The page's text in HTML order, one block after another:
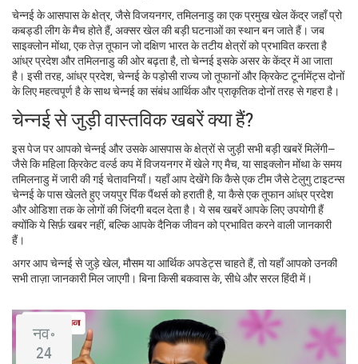
चेन्नई के आसपास के क्षेत्र, जैसेविजयनगर, तमिलनाडु का एक प्रमुख खेल केंद्र जहाँ प्रो
कबड्डी लीग के मैच होते हैं, अक्सर खेल की बड़ी घटनाओं का स्थान बन जाते हैं। जब
साइक्लोन मोंथा, एक तेज़ तूफान जो दक्षिण भारत के तटीय क्षेत्रों को प्रभावित करता है
आंध्र प्रदेश और तमिलनाडु की ओर बढ़ता है, तो चेन्नई इसके असर के केंद्र में आ जाता
है। इसी तरह, आंध्र प्रदेश चेन्नई के पड़ोसी राज्य जो तूफानों और क्रिकेट टूर्नामेंट्स दोनों
के लिए महत्वपूर्ण हैके साथ चेन्नई का संबंध आर्थिक और प्राकृतिक दोनों तरह से गहरा है।
चेन्नई से जुड़ी वास्तविक खबरें क्या हैं?
इस पेज पर आपको चेन्नई और उसके आसपास के क्षेत्रों से जुड़ी सभी बड़ी खबरें मिलेंगी—
जैसे कि महिला क्रिकेट वर्ल्ड कप में विजयनगर में खेले गए मैच, या साइक्लोन मोंथा के समय
तमिलनाडु में जारी की गई चेतावनियाँ। यहाँ आप देखेंगे कि कैसे एक टीम जैसे टेलुगु टाइटन्स
चेन्नई के पास खेलते हुए जयपुर पिंक पैंथर्स को हराती है, या कैसे एक तूफान आंध्र प्रदेश
और ओडिशा तक के लोगों की जिंदगी बदल देता है। ये सब खबरें आपके लिए उपयोगी हैं
क्योंकि ये सिर्फ़ खबर नहीं, बल्कि आपके दैनिक जीवन को प्रभावित करने वाली जानकारी
हैं।
अगर आप चेन्नई से जुड़े खेल, मौसम या आर्थिक अपडेट्स चाहते हैं, तो यहाँ आपको उनकी
सभी ताज़ा जानकारी मिल जाएगी। बिना किसी बकवास के, सीधे और सरल हिंदी में।
नव॰
24